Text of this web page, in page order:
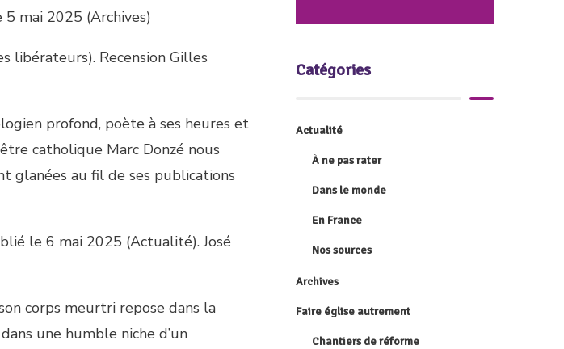
mai 2025 (Archives)
libérateurs). Recension Gilles
profond, poète à ses heures et
catholique Marc Donzé nous
glanées au fil de ses publications
le 6 mai 2025 (Actualité). José
corps meurtri repose dans la
une humble niche d’un
Catégories
Actualité
À ne pas rater
Dans le monde
En France
Nos sources
Archives
Faire église autrement
Chantiers de réforme